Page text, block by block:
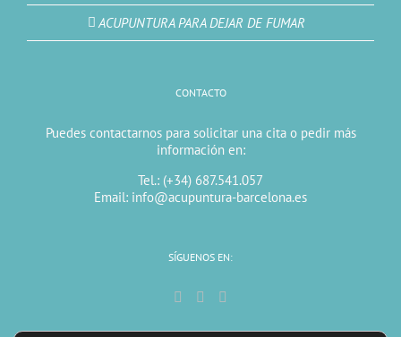
ACUPUNTURA PARA DEJAR DE FUMAR
CONTACTO
Puedes contactarnos para solicitar una cita o pedir más
información en:
Tel.: (+34) 687.541.057
Email: info@acupuntura-barcelona.es
SÍGUENOS EN: